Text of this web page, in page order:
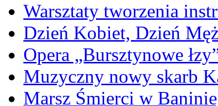
Warsztaty tworzenia
Dzień Kobiet, Dzień
Opera „Bursztynowe
Muzyczny nowy skarb
Marsz Śmierci w